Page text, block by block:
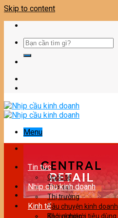
Skip to content
Menu
Tin tức
Quốc tế
Thời sự
Nhịp cầu kinh doanh
Thị trường
Câu chuyện kinh doanh
Bảo vệ người tiêu dùng
Kinh tế
Khởi nghiệp